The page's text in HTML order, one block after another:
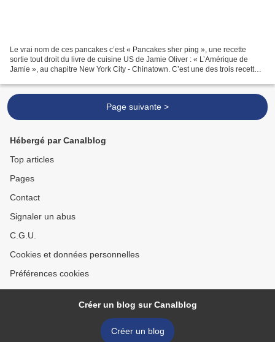
Le vrai nom de ces pancakes c’est « Pancakes sher ping », une recette
sortie tout droit du livre de cuisine US de Jamie Oliver : « L’Amérique de
Jamie », au chapitre New York City - Chinatown. C’est une des trois recettes
Page suivante >
Hébergé par Canalblog
Top articles
Pages
Contact
Signaler un abus
C.G.U.
Cookies et données personnelles
Préférences cookies
Créer un blog sur Canalblog
Créer un blog